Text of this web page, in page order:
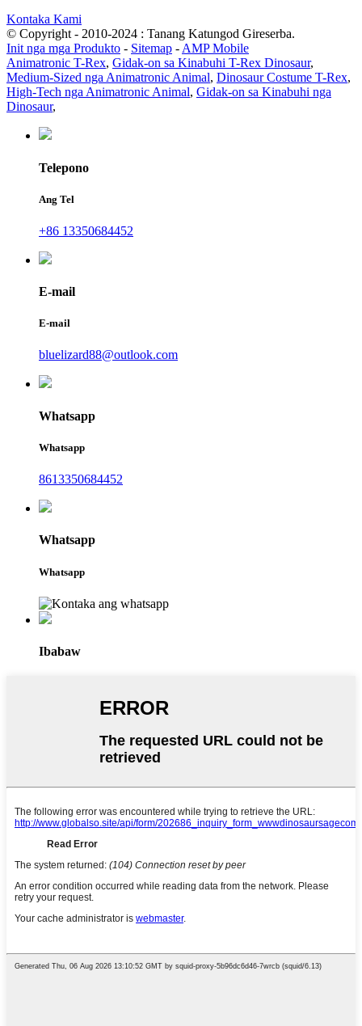
Kontaka Kami
© Copyright - 2010-2024 : Tanang Katungod Gireserba.
Init nga mga Produkto - Sitemap - AMP Mobile
Animatronic T-Rex, Gidak-on sa Kinabuhi T-Rex Dinosaur,
Medium-Sized nga Animatronic Animal, Dinosaur Costume T-Rex,
High-Tech nga Animatronic Animal, Gidak-on sa Kinabuhi nga
Dinosaur,
Telepono
Ang Tel
+86 13350684452
E-mail
E-mail
bluelizard88@outlook.com
Whatsapp
Whatsapp
8613350684452
Whatsapp
Whatsapp
Ibabaw